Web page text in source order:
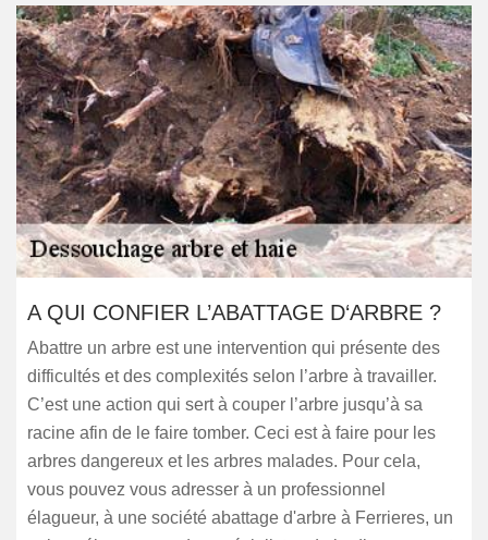
A QUI CONFIER L’ABATTAGE D‘ARBRE ?
Abattre un arbre est une intervention qui présente des
difficultés et des complexités selon l’arbre à travailler.
C’est une action qui sert à couper l’arbre jusqu’à sa
racine afin de le faire tomber. Ceci est à faire pour les
arbres dangereux et les arbres malades. Pour cela,
vous pouvez vous adresser à un professionnel
élagueur, à une société abattage d'arbre à Ferrieres, un